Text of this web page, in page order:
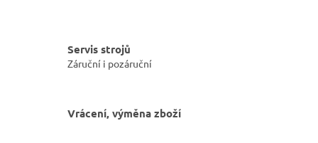
Servis strojů
Záruční i pozáruční
Vrácení, výměna zboží